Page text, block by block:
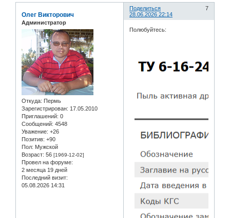
Поделиться
7
28.06.2026 22:14
Олег Викторович
Администратор
Откуда: Пермь
Зарегистрирован: 17.05.2010
Приглашений: 0
Сообщений: 4548
Уважение: +26
Позитив: +90
Пол: Мужской
Возраст: 56 [1969-12-02]
Провел на форуме:
2 месяца 19 дней
Последний визит:
05.08.2026 14:31
Полюбуйтесь: